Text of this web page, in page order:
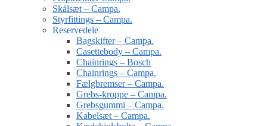
Skålsæt – Campa.
Styrfittings – Campa.
Reservedele
Bagskifter – Campa.
Casettebody – Campa.
Chainrings – Bosch
Chainrings – Campa.
Fælgbremser – Campa.
Grebs-kroppe – Campa.
Grebsgummi – Campa.
Kabelsæt – Campa.